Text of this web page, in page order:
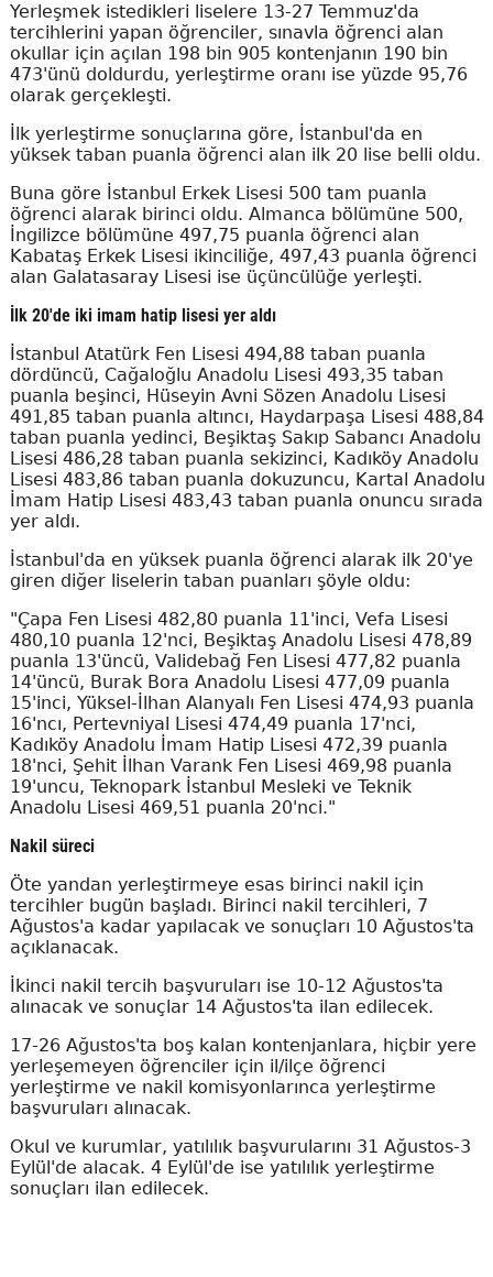
Yerleşmek istedikleri liselere 13-27 Temmuz'da
tercihlerini yapan öğrenciler, sınavla öğrenci alan
okullar için açılan 198 bin 905 kontenjanın 190 bin
473'ünü doldurdu, yerleştirme oranı ise yüzde 95,76
olarak gerçekleşti.
İlk yerleştirme sonuçlarına göre, İstanbul'da en
yüksek taban puanla öğrenci alan ilk 20 lise belli oldu.
Buna göre İstanbul Erkek Lisesi 500 tam puanla
öğrenci alarak birinci oldu. Almanca bölümüne 500,
İngilizce bölümüne 497,75 puanla öğrenci alan
Kabataş Erkek Lisesi ikinciliğe, 497,43 puanla öğrenci
alan Galatasaray Lisesi ise üçüncülüğe yerleşti.
İlk 20'de iki imam hatip lisesi yer aldı
İstanbul Atatürk Fen Lisesi 494,88 taban puanla
dördüncü, Cağaloğlu Anadolu Lisesi 493,35 taban
puanla beşinci, Hüseyin Avni Sözen Anadolu Lisesi
491,85 taban puanla altıncı, Haydarpaşa Lisesi 488,84
taban puanla yedinci, Beşiktaş Sakıp Sabancı Anadolu
Lisesi 486,28 taban puanla sekizinci, Kadıköy Anadolu
Lisesi 483,86 taban puanla dokuzuncu, Kartal Anadolu
İmam Hatip Lisesi 483,43 taban puanla onuncu sırada
yer aldı.
İstanbul'da en yüksek puanla öğrenci alarak ilk 20'ye
giren diğer liselerin taban puanları şöyle oldu:
"Çapa Fen Lisesi 482,80 puanla 11'inci, Vefa Lisesi
480,10 puanla 12'nci, Beşiktaş Anadolu Lisesi 478,89
puanla 13'üncü, Validebağ Fen Lisesi 477,82 puanla
14'üncü, Burak Bora Anadolu Lisesi 477,09 puanla
15'inci, Yüksel-İlhan Alanyalı Fen Lisesi 474,93 puanla
16'ncı, Pertevniyal Lisesi 474,49 puanla 17'nci,
Kadıköy Anadolu İmam Hatip Lisesi 472,39 puanla
18'nci, Şehit İlhan Varank Fen Lisesi 469,98 puanla
19'uncu, Teknopark İstanbul Mesleki ve Teknik
Anadolu Lisesi 469,51 puanla 20'nci."
Nakil süreci
Öte yandan yerleştirmeye esas birinci nakil için
tercihler bugün başladı. Birinci nakil tercihleri, 7
Ağustos'a kadar yapılacak ve sonuçları 10 Ağustos'ta
açıklanacak.
İkinci nakil tercih başvuruları ise 10-12 Ağustos'ta
alınacak ve sonuçlar 14 Ağustos'ta ilan edilecek.
17-26 Ağustos'ta boş kalan kontenjanlara, hiçbir yere
yerleşemeyen öğrenciler için il/ilçe öğrenci
yerleştirme ve nakil komisyonlarınca yerleştirme
başvuruları alınacak.
Okul ve kurumlar, yatılılık başvurularını 31 Ağustos-3
Eylül'de alacak. 4 Eylül'de ise yatılılık yerleştirme
sonuçları ilan edilecek.